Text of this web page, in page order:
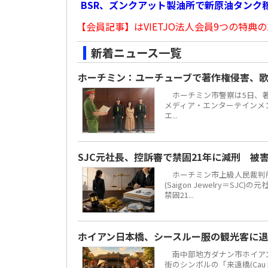
BSR、ズンクアット製油所で新原油タン
【会員記事】はVIETJO法人会員9つの特典
新着ニュース一覧
ホーチミン：ユーチューブで著作権侵害、
ホーチミン市警察は5日、
メディア・エンターテイン
エ...
SJC元社長、控訴審で禁固21年に減刑 被
ホーチミン市上級人民裁判
(Saigon Jewelry＝SJC)の元
禁固21...
ホイアン日本橋、シースルー服の観光客に
南中部地方ダナン市ホイア
街のシンボルの「来遠橋